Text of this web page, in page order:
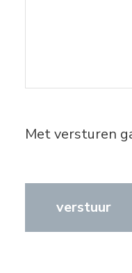
Met versturen
verstuur